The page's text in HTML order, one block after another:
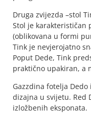
Druga zvijezda –stol
Stol je karakterističan
(oblikovana u formi
Tink je nevjerojatno
Poput Dede, Tink
praktično upakiran, a
Gazzdina fotelja
dizajna u svijetu. Red
izložbenih eksponata.